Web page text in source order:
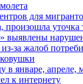
для
произошла уточка
выявлены
за жалоб
январе, апреле,
к интернету